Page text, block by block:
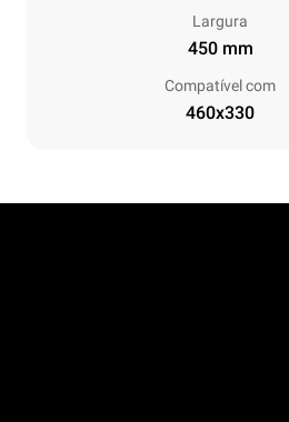
Largura
450 mm
Compatível com
460x330